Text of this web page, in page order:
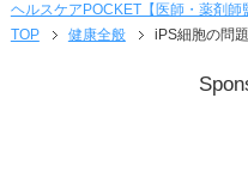
ヘルスケアPOCKET【医師・薬剤
TOP
健康全般 iPS細胞の問